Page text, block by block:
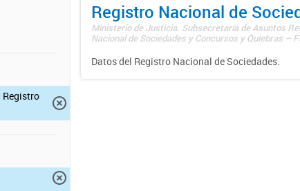
Registro
Registro Nacional de
Ministerio de Justicia. Subsecretaría de Asuntos
Nacional de Sociedades y Concursos y Quiebras –
Datos del Registro Nacional de Sociedades.